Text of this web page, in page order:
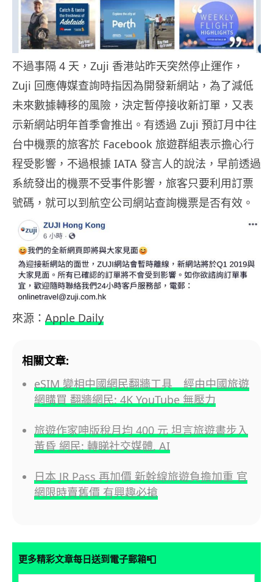
不過事隔 4 天，Zuji 香港站昨天突然停止運作，
Zuji 回應傳媒查詢時指因為開發新網站，為了減低
未來數據轉移的風險，決定暫停接收新訂單，又表
示新網站明年首季會推出。有透過 Zuji 預訂月中往
台中機票的旅客於 Facebook 旅遊群組表示擔心行
程受影響，不過根據 IATA 發言人的說法，早前透過
系統發出的機票不受事件影響，旅客只要利用訂票
號碼，就可以到航空公司網站查詢機票是否有效。
來源： Apple Daily
相關文章:
eSIM 變相中國網民翻牆工具 經由中國旅遊
網購買 翻牆網民: 4K YouTube 無壓力
旅遊作家呻版稅月均 400 元 坦言旅遊書步入
黃昏 網民: 轉睇社交媒體, AI
日本 JR Pass 再加價 新幹線旅遊負擔加重 官
網限時賣舊價 有興趣必搶
更多精彩文章每日送到電子郵箱📮